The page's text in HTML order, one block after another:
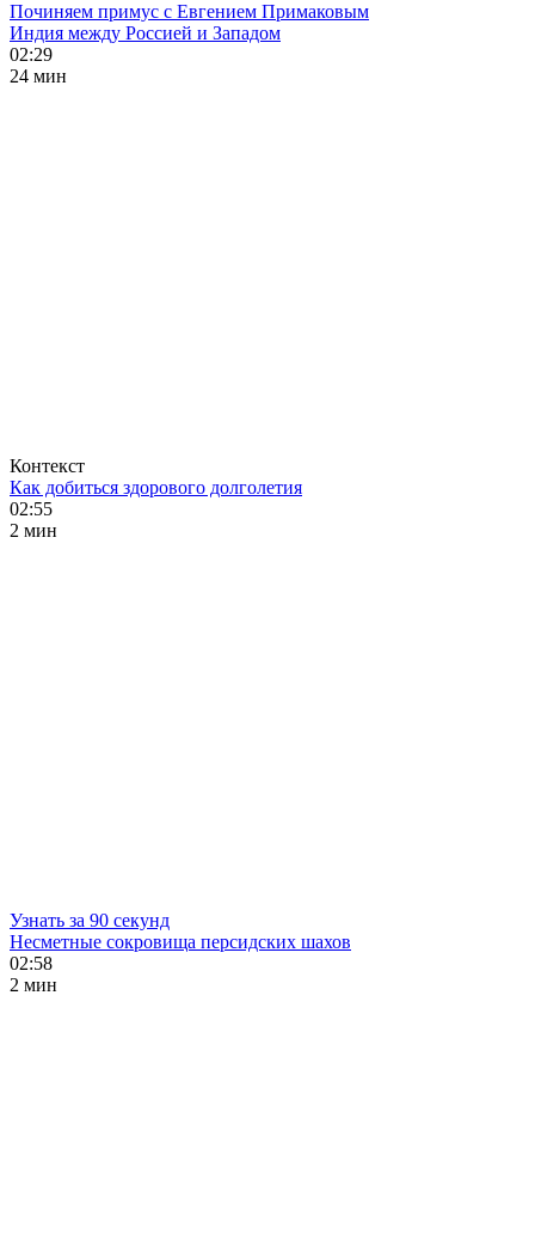
Починяем примус с Евгением Примаковым
Индия между Россией и Западом
02:29
24 мин
Контекст
Как добиться здорового долголетия
02:55
2 мин
Узнать за 90 секунд
Несметные сокровища персидских шахов
02:58
2 мин